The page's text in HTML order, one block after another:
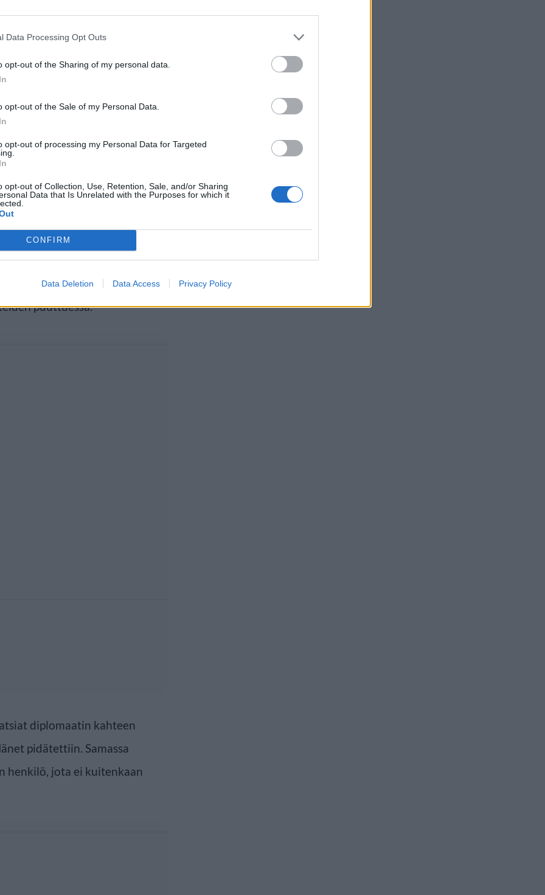
Data Processing Opt Outs
opt-out of the Sharing of my personal data.
opt-out of the Sale of my Personal Data.
opt-out of processing my Personal Data for Targeted
opt-out of Collection, Use, Retention, Sale, and/or Sharing
Data that Is Unrelated with the Purposes for which it
CONFIRM
Data Deletion Data Access Privacy Policy
turvallisuutta
käsiin olisi voinut vahingoittaa
ei kuitenkaan ole löytynyt
vieraan vallan hyväksi.
entiselle poliitikolle,
puuttuessa.
diplomaatin kahteen
pidätettiin. Samassa
henkilö, jota ei kuitenkaan